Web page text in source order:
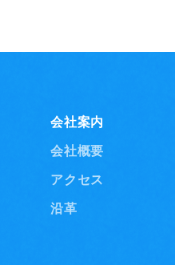
会社案内
会社概要
アクセス
沿革